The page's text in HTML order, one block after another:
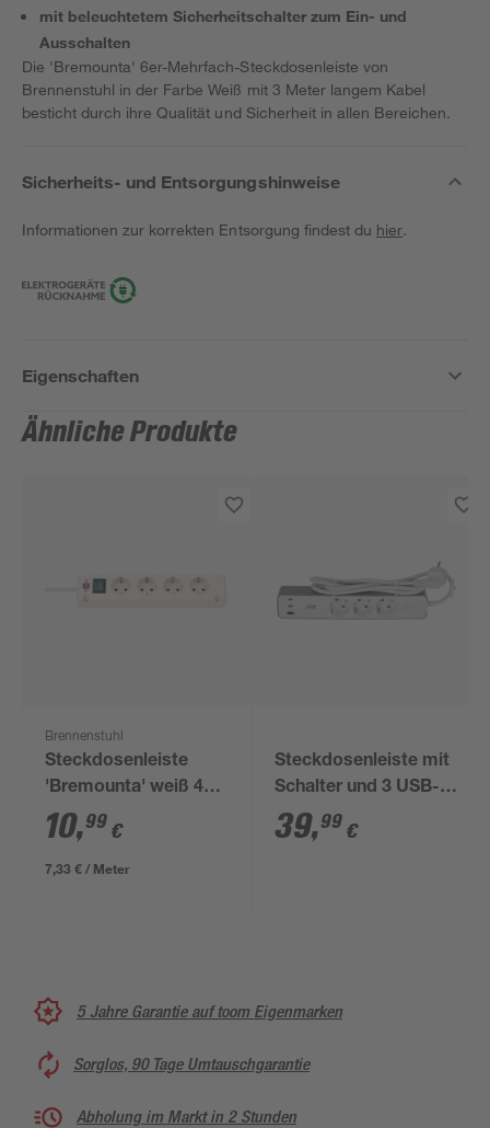
mit beleuchtetem Sicherheitschalter zum Ein- und
Ausschalten
Die 'Bremounta' 6er-Mehrfach-Steckdosenleiste von
Brennenstuhl in der Farbe Weiß mit 3 Meter langem Kabel
besticht durch ihre Qualität und Sicherheit in allen Bereichen.
Sicherheits- und Entsorgungshinweise
Informationen zur korrekten Entsorgung findest du hier.
Eigenschaften
Ähnliche Produkte
Brennenstuhl
Steckdosenleiste
'Bremounta' weiß 4-
fach
10,99 €
7,33 € / Meter
Steckdosenleiste mit
Schalter und 3 USB-
Ports weiß/grau 3-
fach
39,99 €
5 Jahre Garantie auf toom Eigenmarken
Sorglos, 90 Tage Umtauschgarantie
Abholung im Markt in 2 Stunden